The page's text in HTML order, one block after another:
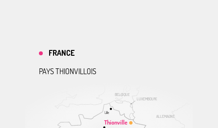
ALLEMAGNE
BELGIQUE
LUXEMBOURG
Thionville
Lille
FRANCE
PAYS THIONVILLOIS